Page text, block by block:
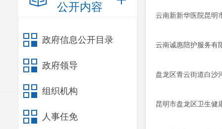
公开内容
政府信息公开目录
政府领导
组织机构
人事任免
云南新新华医院昆明
云南诚惠陪护服务有
盘龙区青云街道白沙
昆明市盘龙区卫生